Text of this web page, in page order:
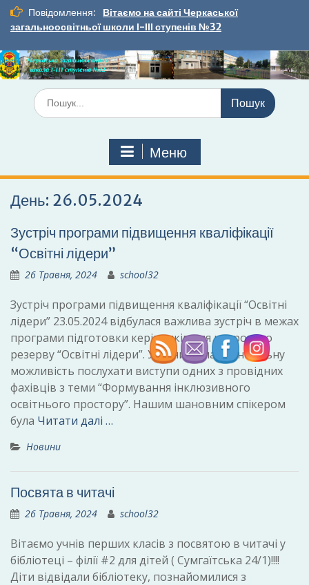
Перейти
вмісту
Повідомлення:
Вітаємо на сайті Черкаської
загальноосвітньої школи І-ІІІ ступенів №32
Шукати:
Меню
День: 26.05.2024
Зустріч програми підвищення кваліфікації
“Освітні лідери”
26 Травня, 2024 school32
Зустріч програми підвищення кваліфікації “Освітні
лідери” 23.05.2024 відбулася важлива зустріч в межах
програми підготовки керівників для кадрового
резерву “Освітні лідери”. Учасники мали унікальну
можливість послухати виступи одних з провідних
фахівців з теми “Формування інклюзивного
освітнього простору”. Нашим шановним спікером
була Читати далі …
Новини
Посвята в читачі
26 Травня, 2024 school32
Вітаємо учнів перших класів з посвятою в читачі у
бібліотеці – філії #2 для дітей ( Сумгаїтська 24/1)!!!!
Діти відвідали бібліотеку, познайомилися з